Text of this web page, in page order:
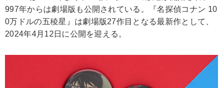
997年からは劇場版も公開されている。『名探偵コナン 10
0万ドルの五稜星』は劇場版27作目となる最新作として、
2024年4月12日に公開を迎える。